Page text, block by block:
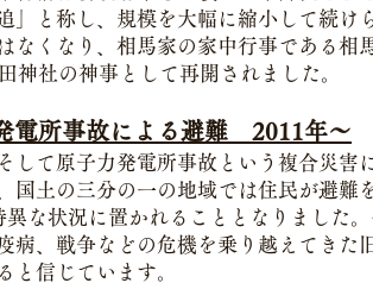
」と称し、規模を大幅に縮小して続け
なくなり、相馬家の家中行事である相
神社の神事として再開されました。
電所事故による避難 2011年〜
して原子力発電所事故という複合災害
国土の三分の一の地域では住民が避難
な状況に置かれることとなりました
病、戦争などの危機を乗り越えてきた
と信じています。